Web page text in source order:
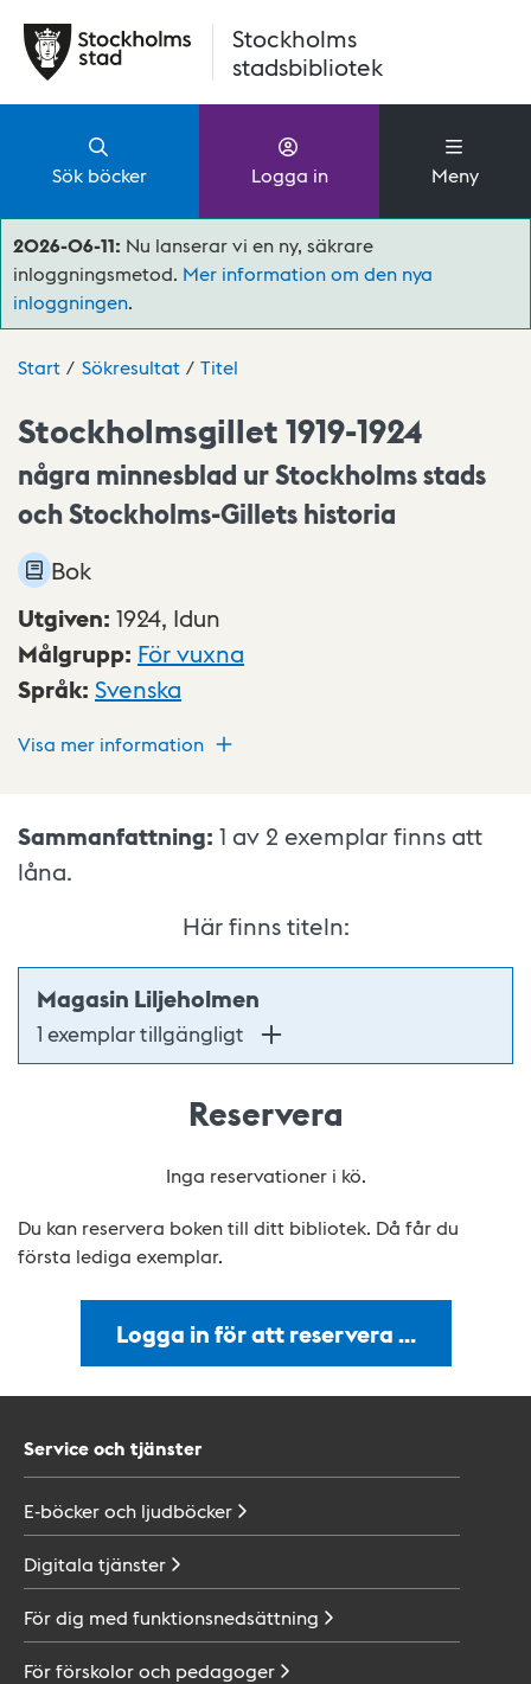
Stockholms
stadsbibliotek
Sök böcker Logga in Meny
2026-06-11: Nu lanserar vi en ny, säkrare
inloggningsmetod. Mer information om den nya
inloggningen.
Start Sökresultat Titel
Stockholmsgillet 1919-1924
några minnesblad ur Stockholms stads
och Stockholms-Gillets historia
Bok
Utgiven: 1924, Idun
Målgrupp: För vuxna
Språk: Svenska
Visa mer information
Sammanfattning: 1 av 2 exemplar finns att
låna.
Här finns titeln:
Magasin Liljeholmen
1 exemplar tillgängligt
Reservera
Inga reservationer i kö.
Du kan reservera boken till ditt bibliotek. Då får du
första lediga exemplar.
Logga in för att reservera …
Service och tjänster
E-böcker och ljudböcker
Digitala tjänster
För dig med funktionsnedsättning
För förskolor och pedagoger